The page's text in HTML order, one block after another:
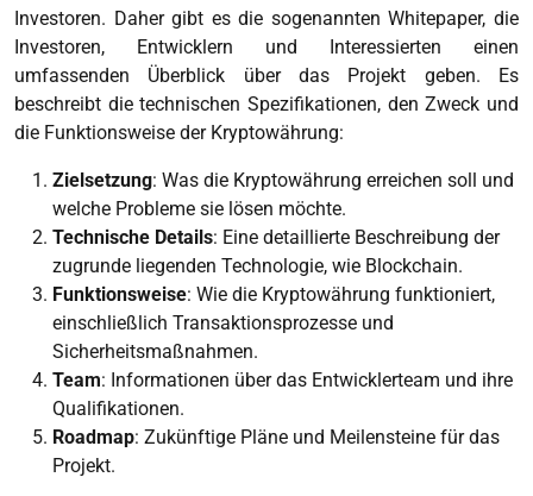
Investoren. Daher gibt es die sogenannten Whitepaper, die
Investoren, Entwicklern und Interessierten einen
umfassenden Überblick über das Projekt geben. Es
beschreibt die technischen Spezifikationen, den Zweck und
die Funktionsweise der Kryptowährung:
Zielsetzung: Was die Kryptowährung erreichen soll und
welche Probleme sie lösen möchte.
Technische Details: Eine detaillierte Beschreibung der
zugrunde liegenden Technologie, wie Blockchain.
Funktionsweise: Wie die Kryptowährung funktioniert,
einschließlich Transaktionsprozesse und
Sicherheitsmaßnahmen.
Team: Informationen über das Entwicklerteam und ihre
Qualifikationen.
Roadmap: Zukünftige Pläne und Meilensteine für das
Projekt.